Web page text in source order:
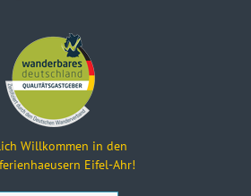
Willkommen in den
Eifel-Ahr!